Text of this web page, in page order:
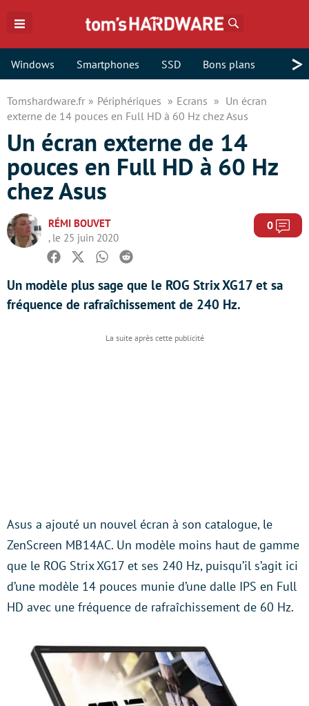
Windows Smartphones SSD Bons plans >
Tomshardware.fr Périphériques Ecrans
Un écran
externe de 14 pouces en Full HD à 60 Hz chez Asus
Un écran externe de 14
pouces en Full HD à 60 Hz
chez Asus
RÉMI BOUVET
, le 25 juin 2020
0
Facebook
TwitterWhatsapp
Reddit
Un modèle plus sage que le ROG Strix XG17 et sa
fréquence de rafraîchissement de 240 Hz.
Asus a ajouté un nouvel écran à son catalogue, le
ZenScreen MB14AC. Un modèle moins haut de gamme
que le ROG Strix XG17 et ses 240 Hz, puisqu’il s’agit ici
d’une modèle 14 pouces munie d’une dalle IPS en Full
HD avec une fréquence de rafraîchissement de 60 Hz.